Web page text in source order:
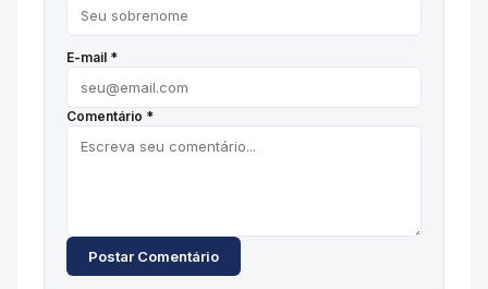
E-mail *
Comentário *
Postar Comentário